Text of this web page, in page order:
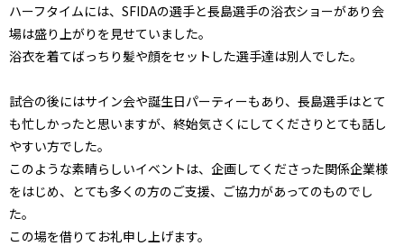
ハーフタイムには、SFIDAの選手と長島選手の浴衣ショーがあり会
場は盛り上がりを見せていました。
浴衣を着てばっちり髪や顔をセットした選手達は別人でした。
試合の後にはサイン会や誕生日パーティーもあり、長島選手はとて
も忙しかったと思いますが、終始気さくにしてくださりとても話し
やすい方でした。
このような素晴らしいイベントは、企画してくださった関係企業様
をはじめ、とても多くの方のご支援、ご協力があってのものでし
た。
この場を借りてお礼申し上げます。